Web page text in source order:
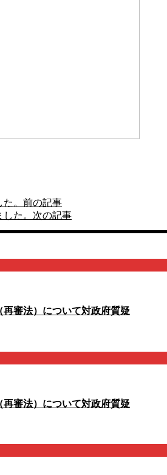
。 前の記事
た。 次の記事
審法）について対政府質疑
審法）について対政府質疑